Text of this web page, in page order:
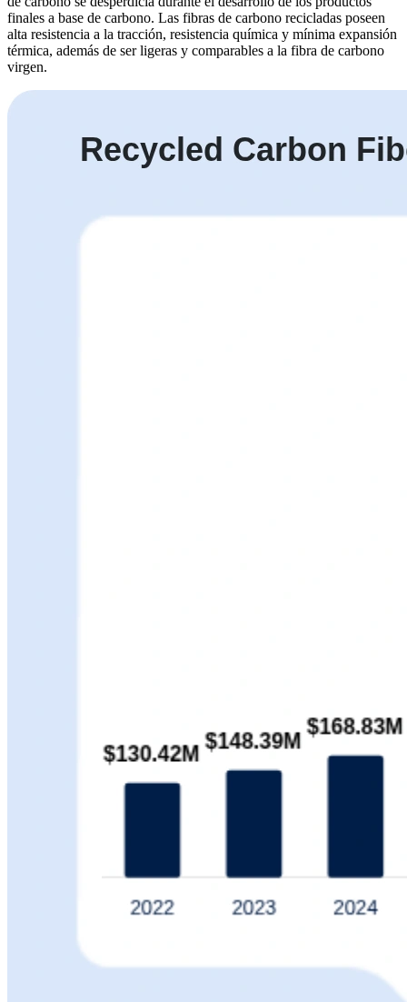
finales a base de carbono. Las fibras de carbono recicladas poseen
alta resistencia a la tracción, resistencia química y mínima expansión
térmica, además de ser ligeras y comparables a la fibra de carbono
virgen.